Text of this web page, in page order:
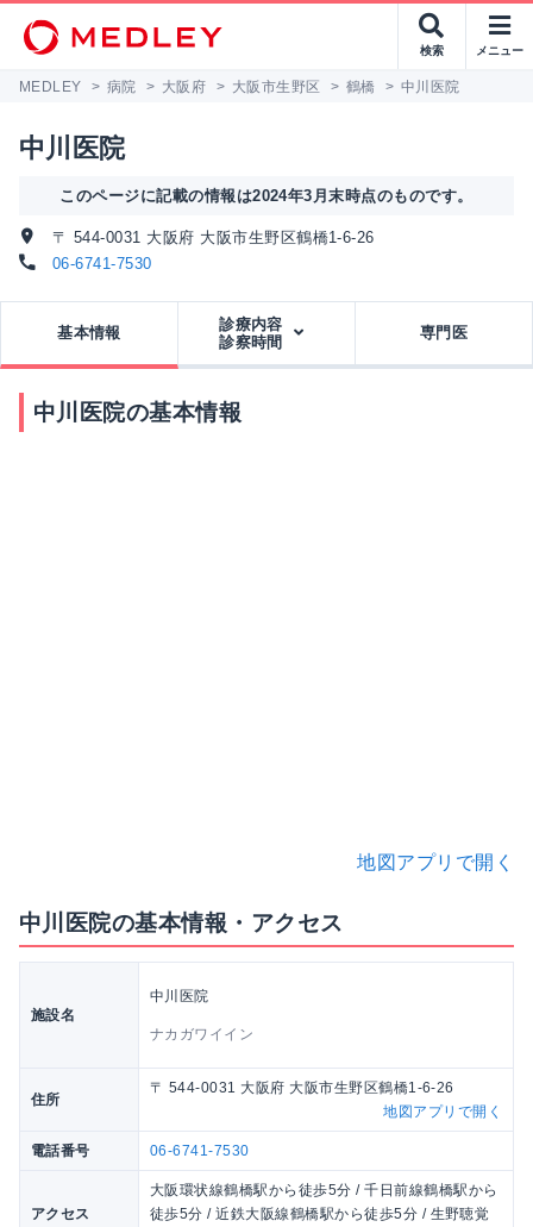
検索 メニュー
MEDLEY > 病院 > 大阪府 > 大阪市生野区 > 鶴橋 > 中川医院
中川医院
このページに記載の情報は2024年3月末時点のものです。
〒 544-0031 大阪府 大阪市生野区鶴橋1-6-26
06-6741-7530
基本情報
診療内容
診察時間
専門医
中川医院の基本情報
地図アプリで開く
中川医院の基本情報・アクセス
施設名
中川医院
ナカガワイイン
住所
〒 544-0031 大阪府 大阪市生野区鶴橋1-6-26
地図アプリで開く
電話番号 06-6741-7530
アクセス
大阪環状線鶴橋駅から徒歩5分 / 千日前線鶴橋駅から
徒歩5分 / 近鉄大阪線鶴橋駅から徒歩5分 / 生野聴覚